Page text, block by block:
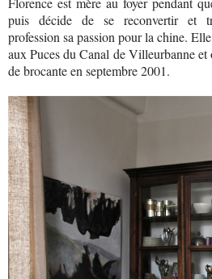
puis décide de se reconvertir et
profession sa passion pour la chine.
aux Puces du Canal de Villeurbanne et
de brocante en septembre 2001.